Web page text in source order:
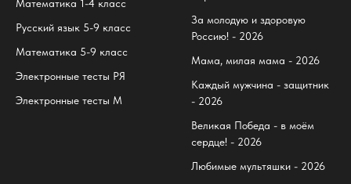
Математика 1-4 класс
Русский язык 5-9 класс
Математика 5-9 класс
Электронные тесты РЯ
Электронные тесты М
За молодую и здоровую
Россию! - 2026
Мама, милая мама - 2026
Каждый мужчина - защитник
- 2026
Великая Победа - в моём
сердце! - 2026
Любимые мультяшки - 2026